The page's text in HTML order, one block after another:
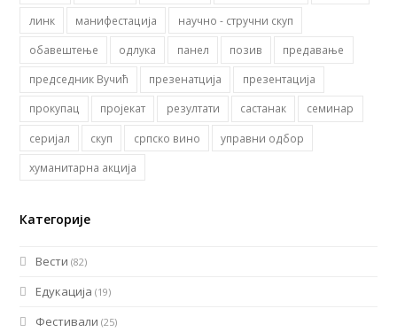
линк
манифестација
научно - стручни скуп
обавештење
одлука панел позив
предавање
председник Вучић
презенатција
презентација
прокупац
пројекат резултати састанак
семинар
серијал
скуп српско вино
управни одбор
хуманитарна акција
Категорије
Вести (82)
Едукација (19)
Фестивали (25)